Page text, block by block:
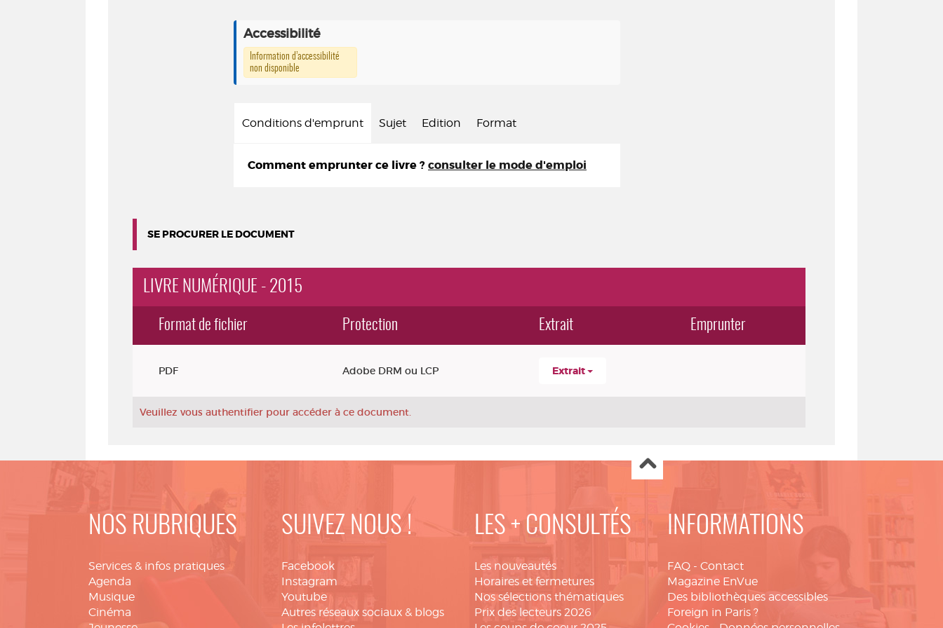
Accessibilité
Information d’accessibilité
non disponible
Conditions d'emprunt Sujet Edition Format
Comment emprunter ce livre ? consulter le mode d'emploi
SE PROCURER LE DOCUMENT
LIVRE NUMÉRIQUE - 2015
Format de fichier Protection Extrait Emprunter
PDF Adobe DRM ou LCP Extrait
Veuillez vous authentifier pour accéder à ce document.
NOS RUBRIQUES
Services & infos pratiques
Agenda
Musique
Cinéma
SUIVEZ NOUS !
Facebook
Instagram
Youtube
Autres réseaux sociaux & blogs
LES + CONSULTÉS
Les nouveautés
Horaires et fermetures
Nos sélections thématiques
Prix des lecteurs 2026
INFORMATIONS
FAQ - Contact
Magazine EnVue
Des bibliothèques accessibles
Foreign in Paris ?